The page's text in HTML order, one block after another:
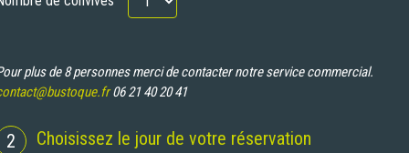
plus de 8 personnes merci de contacter notre service commercial.
06 21 40 20 41
2
Choisissez le jour de votre réservation